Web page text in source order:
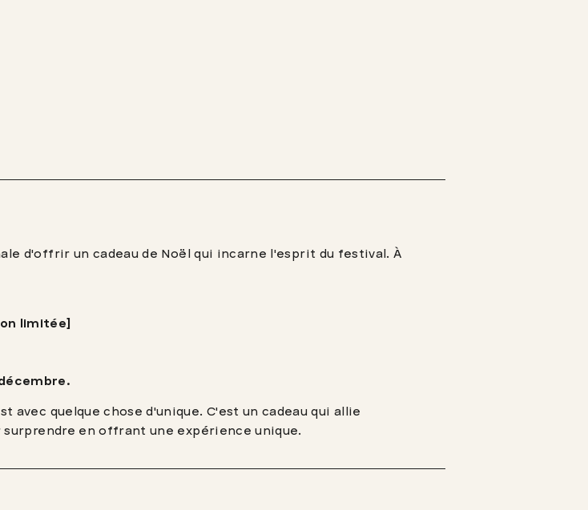
d'offrir un cadeau de Noël qui incarne l'esprit du festival. À
limitée]
avec quelque chose d'unique. C'est un cadeau qui allie
en offrant une expérience unique.